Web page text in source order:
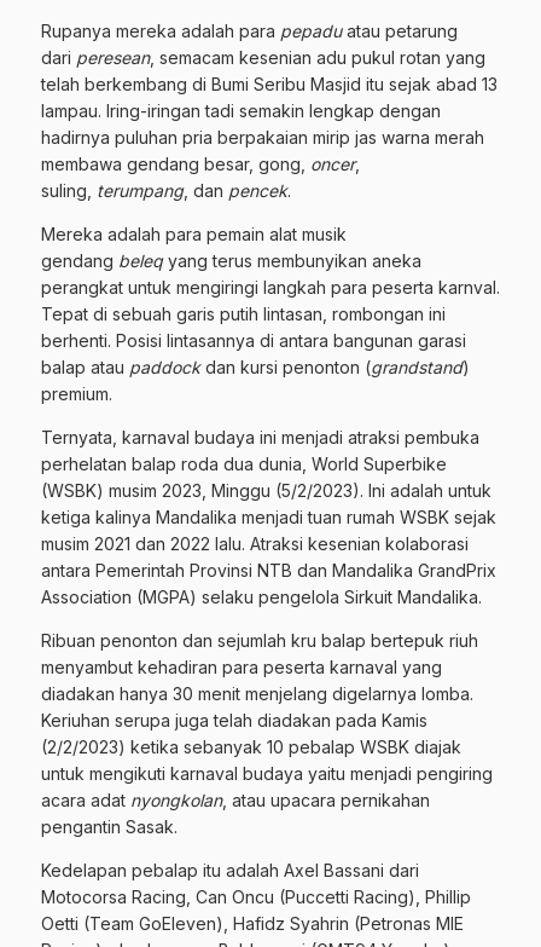
Rupanya mereka adalah para pepaduatau petarung
dari peresean, semacam kesenian adu pukul rotan yang
telah berkembang di Bumi Seribu Masjid itu sejak abad 13
lampau. Iring-iringan tadi semakin lengkap dengan
hadirnya puluhan pria berpakaian mirip jas warna merah
membawa gendang besar, gong, oncer,
suling, terumpang, dan pencek.
Mereka adalah para pemain alat musik
gendang beleqyang terus membunyikan aneka
perangkat untuk mengiringi langkah para peserta karnval.
Tepat di sebuah garis putih lintasan, rombongan ini
berhenti. Posisi lintasannya di antara bangunan garasi
balap atau paddockdan kursi penonton (grandstand)
premium.
Ternyata, karnaval budaya ini menjadi atraksi pembuka
perhelatan balap roda dua dunia, World Superbike
(WSBK) musim 2023, Minggu (5/2/2023). Ini adalah untuk
ketiga kalinya Mandalika menjadi tuan rumah WSBK sejak
musim 2021 dan 2022 lalu. Atraksi kesenian kolaborasi
antara Pemerintah Provinsi NTB dan Mandalika GrandPrix
Association (MGPA) selaku pengelola Sirkuit Mandalika.
Ribuan penonton dan sejumlah kru balap bertepuk riuh
menyambut kehadiran para peserta karnaval yang
diadakan hanya 30 menit menjelang digelarnya lomba.
Keriuhan serupa juga telah diadakan pada Kamis
(2/2/2023) ketika sebanyak 10 pebalap WSBK diajak
untuk mengikuti karnaval budaya yaitu menjadi pengiring
acara adat nyongkolan, atau upacara pernikahan
pengantin Sasak.
Kedelapan pebalap itu adalah Axel Bassani dari
Motocorsa Racing, Can Oncu (Puccetti Racing), Phillip
Oetti (Team GoEleven), Hafidz Syahrin (Petronas MIE